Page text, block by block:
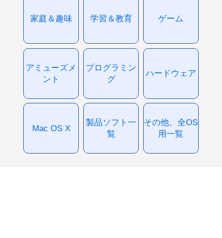
家庭＆趣味 学習＆教育 ゲーム
アミューズメ
ント
プログラミン
グ
ハードウェア
Mac OS X
製品ソフト一
覧
その他、全OS
用一覧